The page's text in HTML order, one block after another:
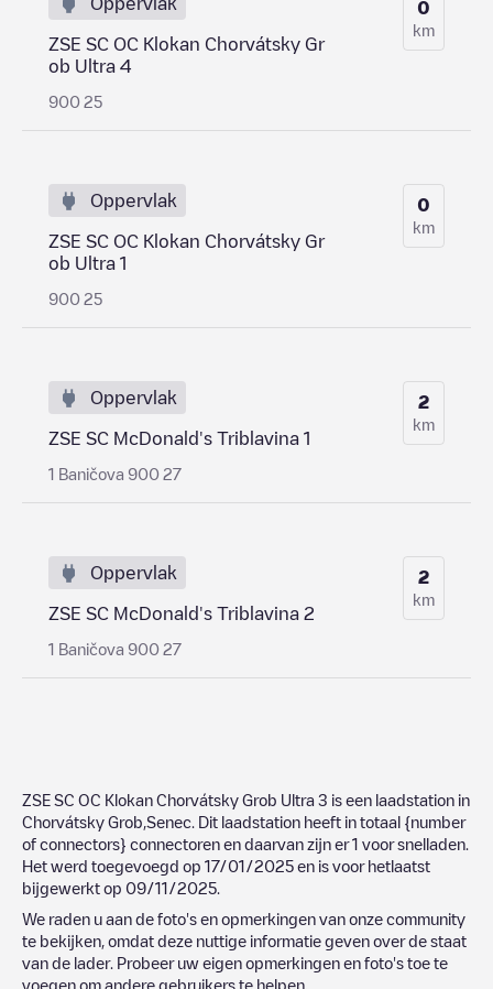
ZSE SC OC Klokan Chorvátsky Gr
ob Ultra 4
900 25
0
km
Oppervlak
ZSE SC OC Klokan Chorvátsky Gr
ob Ultra 1
900 25
0
km
Oppervlak
ZSE SC McDonald's Triblavina 1
1 Baničova 900 27
2
km
Oppervlak
ZSE SC McDonald's Triblavina 2
1 Baničova 900 27
2
km
ZSE SC OC Klokan Chorvátsky Grob Ultra 3 is een laadstation in
Chorvátsky Grob Senec . Dit laadstation heeft in totaal {number
of connectors} connectoren en daarvan zijn er1 voor snelladen.
Het werd toegevoegd op 17/01/2025 en is voor hetlaatst
bijgewerkt op 09/11/2025
We raden u aan de foto's en opmerkingen van onze community
te bekijken, omdat deze nuttige informatie geven over de staat
van de lader. Probeer uw eigen opmerkingen en foto's toe te
voegen om andere gebruikers te helpen.